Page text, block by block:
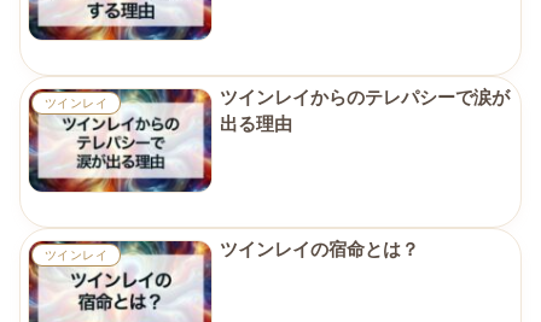
ツインレイ
ツインレイからのテレパシーで涙が
出る理由
ツインレイ ツインレイの宿命とは？